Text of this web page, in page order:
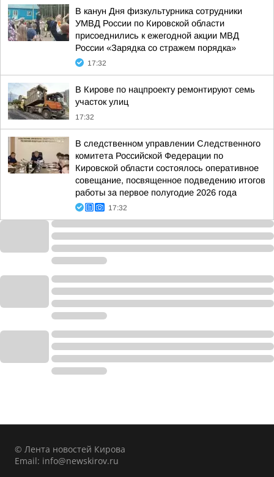
В канун Дня физкультурника сотрудники
УМВД России по Кировской области
присоеднились к ежегодной акции МВД
России «Зарядка со стражем порядка»
17:32
В Кирове по нацпроекту ремонтируют семь
участок улиц
17:32
В следственном управлении Следственного
комитета Российской Федерации по
Кировской области состоялось оперативное
совещание, посвященное подведению итогов
работы за первое полугодие 2026 года
17:32
© Лента новостей Кирова
Email: info@newskirov.ru